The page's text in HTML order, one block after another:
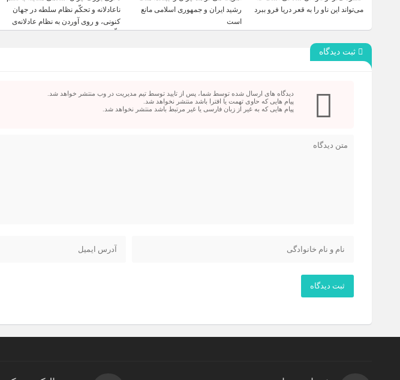
می‌تواند این ناو را به قعر دریا فرو ببرد
رشید ایران و جمهوری اسلامی مانع
است
ناعادلانه و تحکّم نظام سلطه در جهان
کنونی، و روی آوردن به نظام عادلانه‌ی
ثبت دیدگاه
دیدگاه های ارسال شده توسط شما، پس از تایید توسط تیم مدیریت در وب منتشر خواهد شد.
پیام هایی که حاوی تهمت یا افترا باشد منتشر نخواهد شد.
پیام هایی که به غیر از زبان فارسی یا غیر مرتبط باشد منتشر نخواهد شد.
ثبت دیدگاه